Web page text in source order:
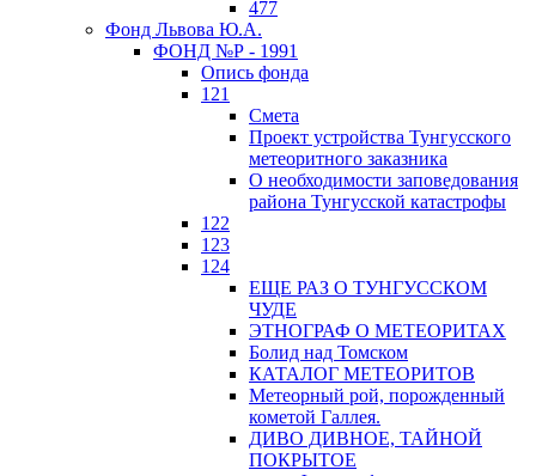
477
Фонд Львова Ю.А.
ФОНД №Р - 1991
Опись фонда
121
Смета
Проект устройства Тунгусского
метеоритного заказника
О необходимости заповедования
района Тунгусской катастрофы
122
123
124
ЕЩЕ РАЗ О ТУНГУССКОМ
ЧУДЕ
ЭТНОГРАФ О МЕТЕОРИТАХ
Болид над Томском
КАТАЛОГ МЕТЕОРИТОВ
Метеорный рой, порожденный
кометой Галлея.
ДИВО ДИВНОЕ, ТАЙНОЙ
ПОКРЫТОЕ